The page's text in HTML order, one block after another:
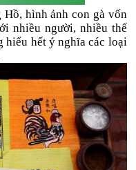
hình ảnh con gà vốn
nhiều người, nhiều thế
hiểu hết ý nghĩa các loại